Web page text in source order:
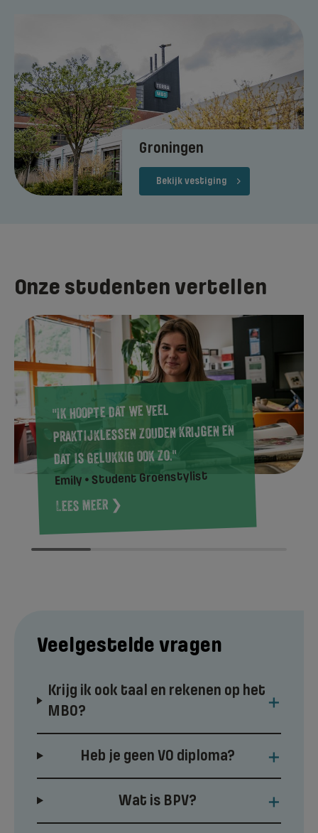
Groningen
Bekijk vestiging
Onze studenten vertellen
"Ik hoopte dat we veel
praktijklessen zouden krijgen en
dat is gelukkig ook zo."
Emily • Student Groenstylist
Lees meer ❯
Veelgestelde vragen
Krijg ik ook taal en rekenen op het
MBO?
+
Heb je geen VO diploma? +
Wat is BPV? +